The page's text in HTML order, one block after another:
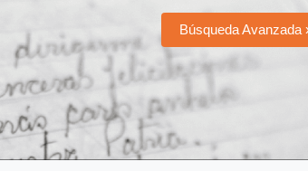
Búsqueda Avanzada